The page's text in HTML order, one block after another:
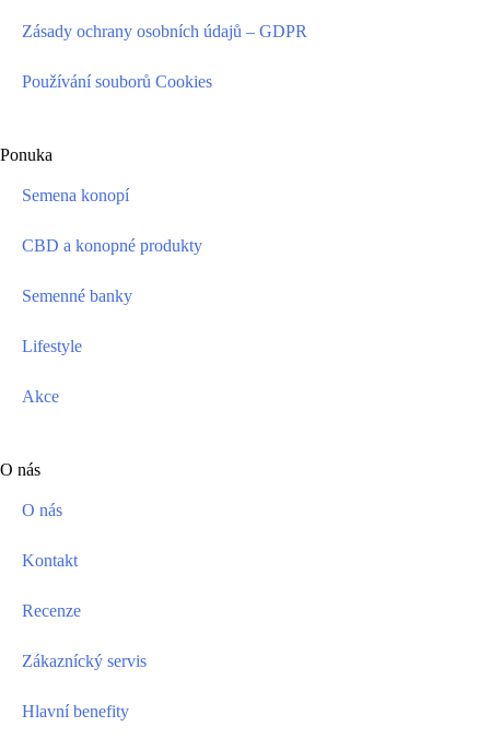
Zásady ochrany osobních údajů – GDPR
Používání souborů Cookies
Ponuka
Semena konopí
CBD a konopné produkty
Semenné banky
Lifestyle
Akce
O nás
O nás
Kontakt
Recenze
Zákaznícký servis
Hlavní benefity